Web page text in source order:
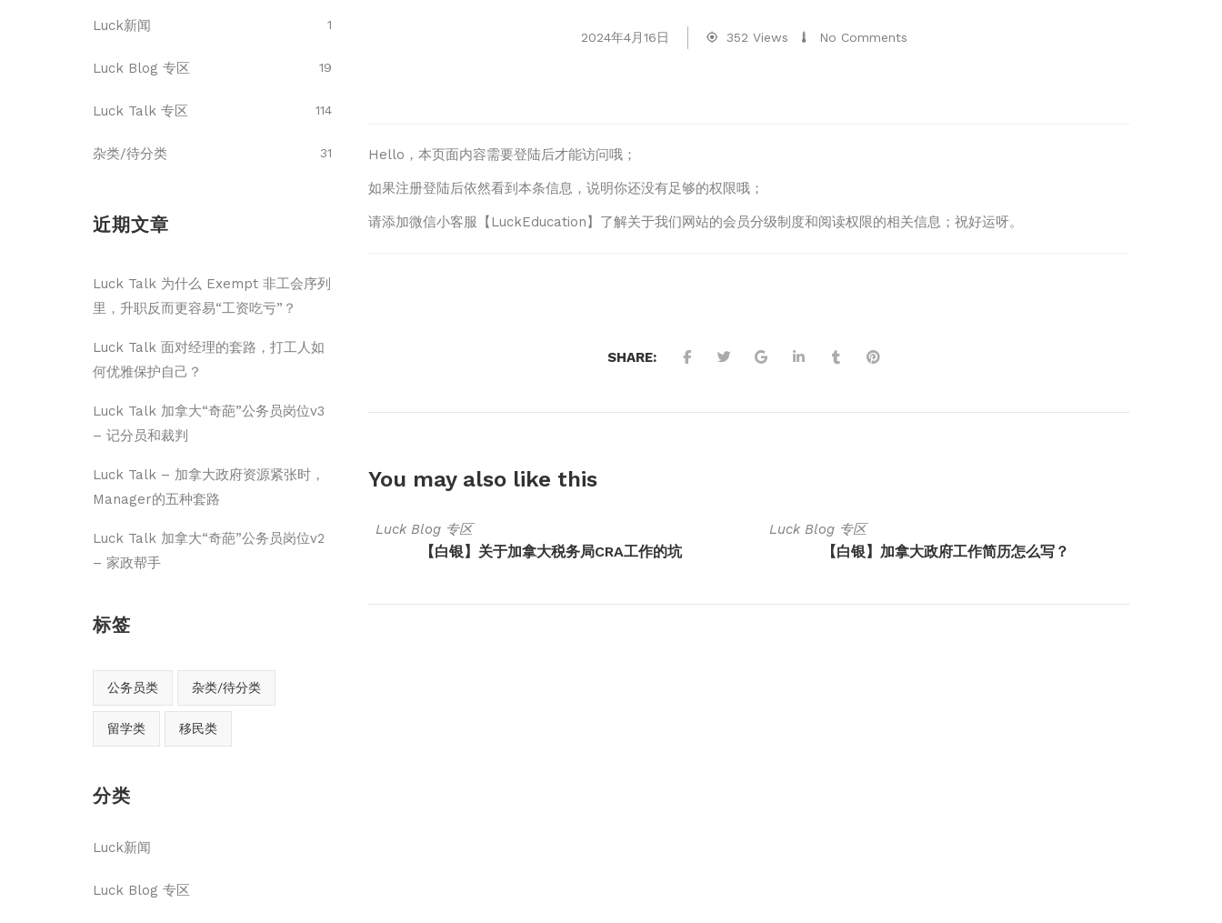
2024年4月16日 352 Views No Comments
Hello，本页面内容需要登陆后才能访问哦；
如果注册登陆后依然看到本条信息，说明你还没有足够的权限哦；
请添加微信小客服【LuckEducation】了解关于我们网站的会员分级制度和阅读权限的相关信息；祝好运呀。
SHARE:
You may also like this
Luck Blog 专区
【白银】关于加拿大税务局CRA工作的坑
Luck Blog 专区
【白银】加拿大政府工作简历怎么写？
Luck新闻 1
Luck Blog 专区 19
Luck Talk 专区 114
杂类/待分类 31
近期文章
Luck Talk 为什么 Exempt 非工会序列
里，升职反而更容易“工资吃亏”？
Luck Talk 面对经理的套路，打工人如
何优雅保护自己？
Luck Talk 加拿大“奇葩”公务员岗位v3
– 记分员和裁判
Luck Talk – 加拿大政府资源紧张时，
Manager的五种套路
Luck Talk 加拿大“奇葩”公务员岗位v2
– 家政帮手
标签
公务员类 杂类/待分类
留学类 移民类
分类
Luck新闻
Luck Blog 专区